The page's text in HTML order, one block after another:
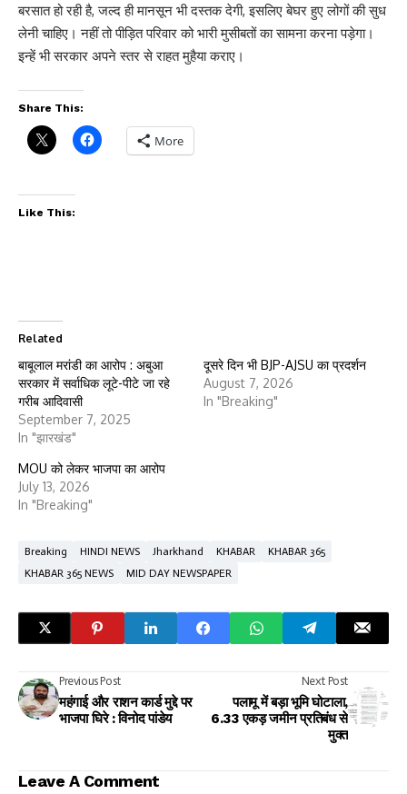
बरसात हो रही है, जल्द ही मानसून भी दस्तक देगी, इसलिए बेघर हुए लोगों की सुध
लेनी चाहिए। नहीं तो पीड़ित परिवार को भारी मुसीबतों का सामना करना पड़ेगा।
इन्हें भी सरकार अपने स्तर से राहत मुहैया कराए।
Share This:
More
Like This:
Related
बाबूलाल मरांडी का आरोप : अबुआ
सरकार में सर्वाधिक लूटे-पीटे जा रहे
गरीब आदिवासी
September 7, 2025
In "झारखंड"
दूसरे दिन भी BJP-AJSU का प्रदर्शन
August 7, 2026
In "Breaking"
MOU को लेकर भाजपा का आरोप
July 13, 2026
In "Breaking"
Breaking HINDI NEWS Jharkhand KHABAR
KHABAR 365
KHABAR 365 NEWS
MID DAY NEWSPAPER
Previous Post
महंगाई और राशन कार्ड मुद्दे पर
भाजपा घिरे : विनोद पांडेय
Next Post
पलामू में बड़ा भूमि घोटाला,
6.33 एकड़ जमीन प्रतिबंध से
मुक्त
Leave A Comment